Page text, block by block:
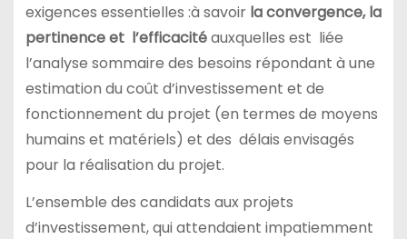
exigences essentielles :à savoir la convergence, la
pertinence et l’efficacitéauxquelles est liée
l’analyse sommaire des besoins répondant à une
estimation du coût d’investissement et de
fonctionnement du projet (en termes de moyens
humains et matériels) et des délais envisagés
pour la réalisation du projet.
L’ensemble des candidats aux projets
d’investissement, qui attendaient impatiemment